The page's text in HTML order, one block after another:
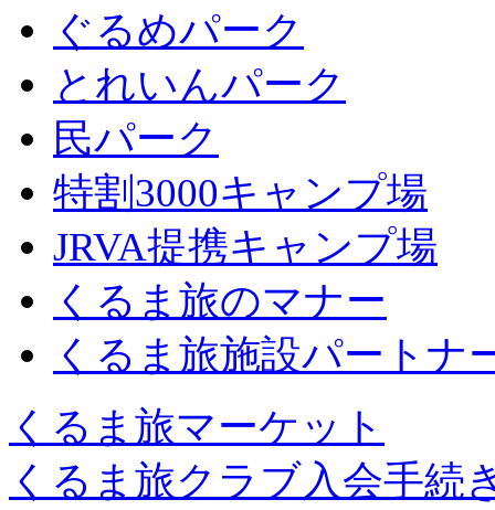
ぐるめパーク
とれいんパーク
民パーク
特割3000キャンプ場
JRVA提携キャンプ場
くるま旅のマナー
くるま旅施設パートナ
くるま旅マーケット
くるま旅クラブ入会手続